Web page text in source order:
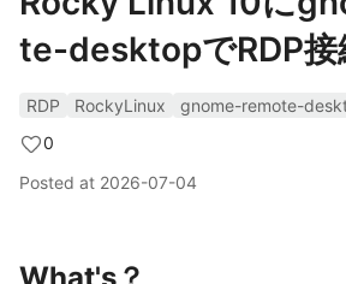
te-desktopでRDP接
RDP RockyLinux gnome-remote-
0
Posted at 2026-07-04